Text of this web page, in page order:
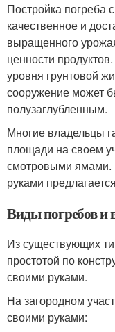
Постройка погреба
качественное и
выращенного
ценности
уровня грунтовой
сооружение может
полузаглубленным.
Многие владельцы
площади на своем
смотровыми ямами.
руками
Виды погребов и
Из существующих
простотой по
своими руками.
На загородном
своими руками: